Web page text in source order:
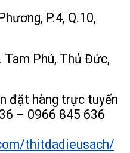
P.4, Q.10,
Tam Phú, Thủ Đức,
đặt hàng trực tuyến
– 0966 845 636
thitdadieusach/